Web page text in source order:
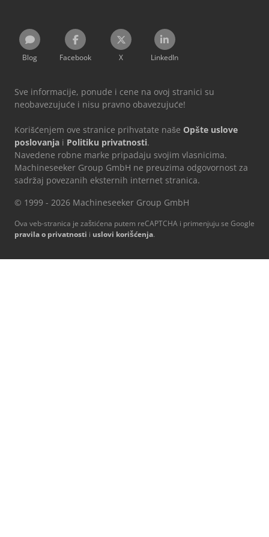
Blog Facebook X LinkedIn
Sve informacije, ponude i cene na ovoj stranici su
neobavezujuće i nisu pravno obavezujuće!
Korišćenjem ove stranice prihvatate naše Opšte uslove
poslovanja i Politiku privatnosti.
Navedene robne marke pripadaju svojim vlasnicima.
Machineseeker Group GmbH ne preuzima odgovornost za
sadržaj povezanih eksternih internet stranica.
© 1999 - 2026 Machineseeker Group GmbH
Ova veb-stranica je zaštićena putem reCAPTCHA i primenjuju se Google
pravila o privatnosti i uslovi korišćenja.